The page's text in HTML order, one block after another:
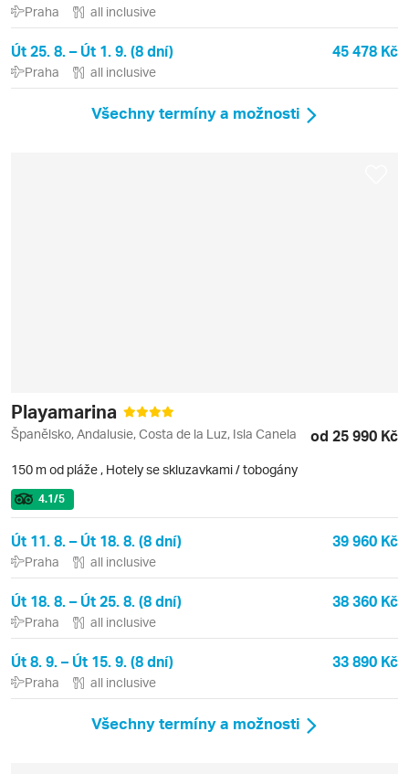
Praha all inclusive
Út 25. 8. – Út 1. 9. (8 dní) 45 478 Kč
Praha all inclusive
Všechny termíny a možnosti
Playamarina
Španělsko, Andalusie, Costa de la Luz, Isla Canela od 25 990 Kč
150 m od pláže , Hotely se skluzavkami / tobogány
4.1/5
Út 11. 8. – Út 18. 8. (8 dní) 39 960 Kč
Praha all inclusive
Út 18. 8. – Út 25. 8. (8 dní) 38 360 Kč
Praha all inclusive
Út 8. 9. – Út 15. 9. (8 dní) 33 890 Kč
Praha all inclusive
Všechny termíny a možnosti